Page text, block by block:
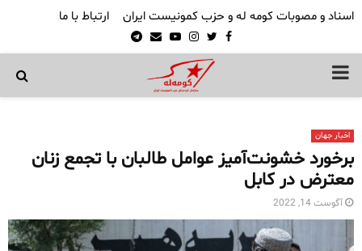
اسناد و مصوبات کومه له و حزب کمونیست ایران ارتباط با ما
Facebook
Twitter
Instagram
Youtube
Email
Telegram
PRIMARY
اخبار جهان
برخورد خشونت‌آمیز عوامل طالبان با تجمع زنان
معترض در کابل
آگوست 14, 2022